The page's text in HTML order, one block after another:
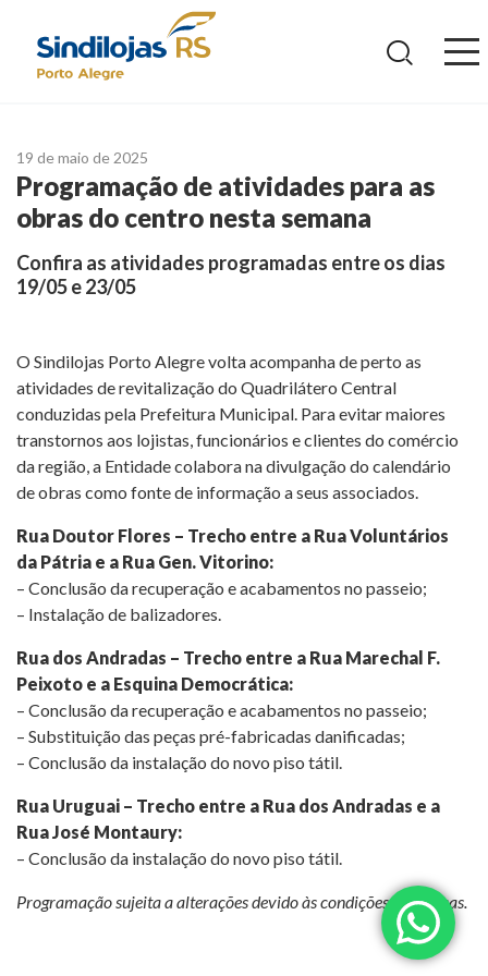
19 de maio de 2025
Programação de atividades para as
obras do centro nesta semana
Confira as atividades programadas entre os dias
19/05 e 23/05
O Sindilojas Porto Alegre volta acompanha de perto as
atividades de revitalização do Quadrilátero Central
conduzidas pela Prefeitura Municipal. Para evitar maiores
transtornos aos lojistas, funcionários e clientes do comércio
da região, a Entidade colabora na divulgação do calendário
de obras como fonte de informação a seus associados.
Rua Doutor Flores – Trecho entre a Rua Voluntários
da Pátria e a Rua Gen. Vitorino:
– Conclusão da recuperação e acabamentos no passeio;
– Instalação de balizadores.
Rua dos Andradas – Trecho entre a Rua Marechal F.
Peixoto e a Esquina Democrática:
– Conclusão da recuperação e acabamentos no passeio;
– Substituição das peças pré-fabricadas danificadas;
– Conclusão da instalação do novo piso tátil.
Rua Uruguai – Trecho entre a Rua dos Andradas e a
Rua José Montaury:
– Conclusão da instalação do novo piso tátil.
Programação sujeita a alterações devido às condições climáticas.